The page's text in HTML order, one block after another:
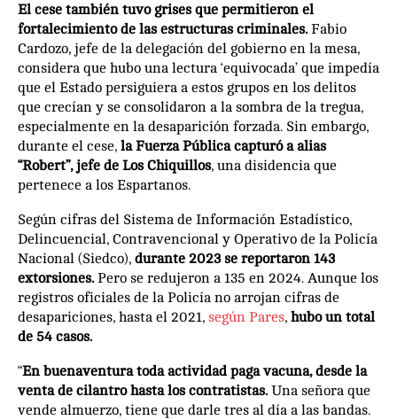
El cese también tuvo grises que permitieron el
fortalecimiento de las estructuras criminales. Fabio
Cardozo, jefe de la delegación del gobierno en la mesa,
considera que hubo una lectura ‘equivocada’ que impedía
que el Estado persiguiera a estos grupos en los delitos
que crecían y se consolidaron a la sombra de la tregua,
especialmente en la desaparición forzada. Sin embargo,
durante el cese, la Fuerza Pública capturó a alias
“Robert”, jefe de Los Chiquillos, una disidencia que
pertenece a los Espartanos.
Según cifras del Sistema de Información Estadístico,
Delincuencial, Contravencional y Operativo de la Policía
Nacional (Siedco), durante 2023 se reportaron 143
extorsiones. Pero se redujeron a 135 en 2024. Aunque los
registros oficiales de la Policía no arrojan cifras de
desapariciones, hasta el 2021, según Pares, hubo un total
de 54 casos.
“En buenaventura toda actividad paga vacuna, desde la
venta de cilantro hasta los contratistas. Una señora que
vende almuerzo, tiene que darle tres al día a las bandas.